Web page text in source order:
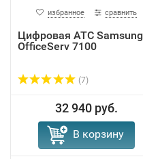
избранное сравнить
Цифровая АТС Samsung
OfficeServ 7100
(7)
32 940 руб.
В корзину